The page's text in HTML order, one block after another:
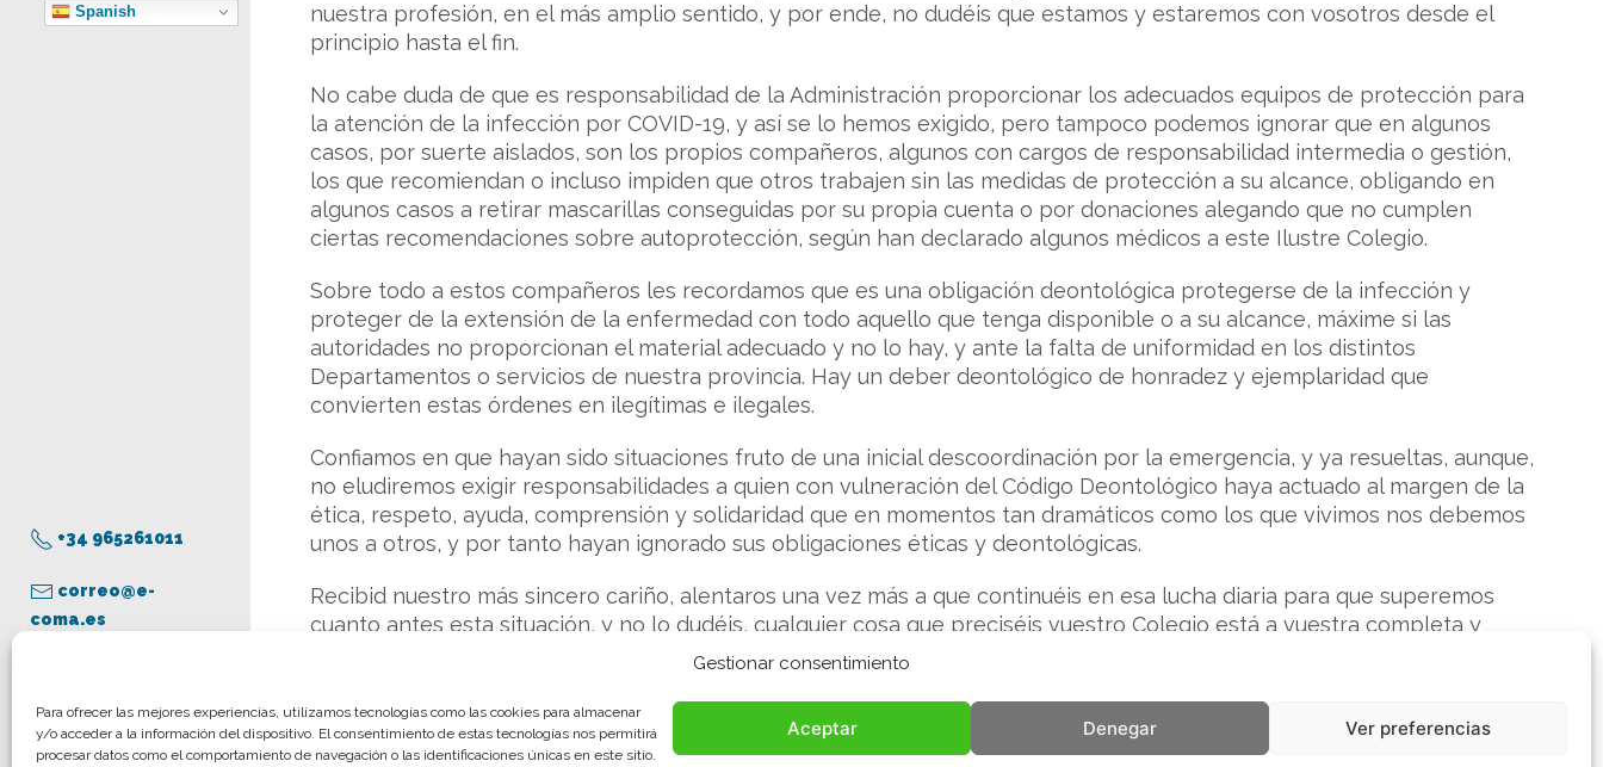
Gestionar consentimiento
Para ofrecer las mejores experiencias, utilizamos tecnologías como las cookies para almacenar
y/o acceder a la información del dispositivo. El consentimiento de estas tecnologías nos permitirá
procesar datos como el comportamiento de navegación o las identificaciones únicas en este sitio.
Aceptar Denegar Ver preferencias
Spanish
+34 965261011
correo@e-
coma.es
Aviso legal
Política de privacidad
nuestra profesión, en el más amplio sentido, y por ende, no dudéis que estamos y estaremos con vosotros desde el
principio hasta el fin.
No cabe duda de que es responsabilidad de la Administración proporcionar los adecuados equipos de protección para
la atención de la infección por COVID-19, y así se lo hemos exigido, pero tampoco podemos ignorar que en algunos
casos, por suerte aislados, son los propios compañeros, algunos con cargos de responsabilidad intermedia o gestión,
los que recomiendan o incluso impiden que otros trabajen sin las medidas de protección a su alcance, obligando en
algunos casos a retirar mascarillas conseguidas por su propia cuenta o por donaciones alegando que no cumplen
ciertas recomendaciones sobre autoprotección, según han declarado algunos médicos a este Ilustre Colegio.
Sobre todo a estos compañeros les recordamos que es una obligación deontológica protegerse de la infección y
proteger de la extensión de la enfermedad con todo aquello que tenga disponible o a su alcance, máxime si las
autoridades no proporcionan el material adecuado y no lo hay, y ante la falta de uniformidad en los distintos
Departamentos o servicios de nuestra provincia. Hay un deber deontológico de honradez y ejemplaridad que
convierten estas órdenes en ilegítimas e ilegales.
Confiamos en que hayan sido situaciones fruto de una inicial descoordinación por la emergencia, y ya resueltas, aunque,
no eludiremos exigir responsabilidades a quien con vulneración del Código Deontológico haya actuado al margen de la
ética, respeto, ayuda, comprensión y solidaridad que en momentos tan dramáticos como los que vivimos nos debemos
unos a otros, y por tanto hayan ignorado sus obligaciones éticas y deontológicas.
Recibid nuestro más sincero cariño, alentaros una vez más a que continuéis en esa lucha diaria para que superemos
cuanto antes esta situación, y no lo dudéis, cualquier cosa que preciséis vuestro Colegio está a vuestra completa y
entera disposición. Para ello hemos creado la dirección de correo electrónico crisiscoronavirus@coma.es a fin de que
DRA. MARÍA ISABEL MOYA GARCÍA